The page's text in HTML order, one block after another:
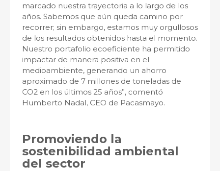
marcado nuestra trayectoria a lo largo de los
años. Sabemos que aún queda camino por
recorrer; sin embargo, estamos muy orgullosos
de los resultados obtenidos hasta el momento.
Nuestro portafolio ecoeficiente ha permitido
impactar de manera positiva en el
medioambiente, generando un ahorro
aproximado de 7 millones de toneladas de
CO2 en los últimos 25 años”, comentó
Humberto Nadal, CEO de Pacasmayo.
Promoviendo la
sostenibilidad ambiental
del sector